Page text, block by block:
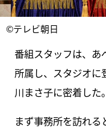
©テレビ朝日
番組スタッフは、あ
所属し、スタジオに
川まさ子に密着した。
まず事務所を訪れ